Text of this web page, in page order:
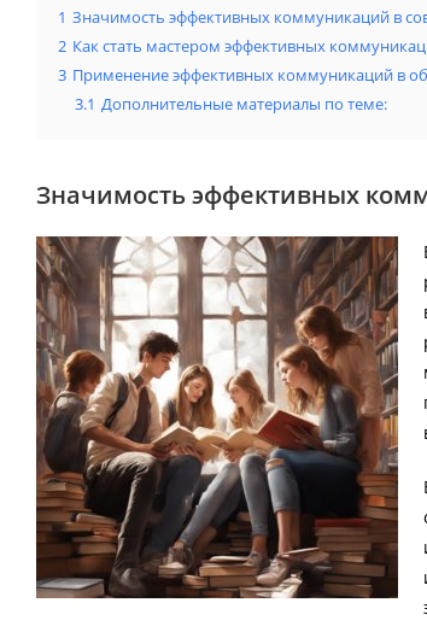
1 Значимость эффективных коммуникаций в
2 Как стать мастером эффективных
3 Применение эффективных коммуникаций в
3.1 Дополнительные материалы по теме:
Значимость эффективных